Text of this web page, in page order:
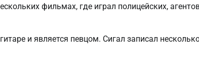
фильмах, где играл полицейских,
и является певцом. Сигал записал